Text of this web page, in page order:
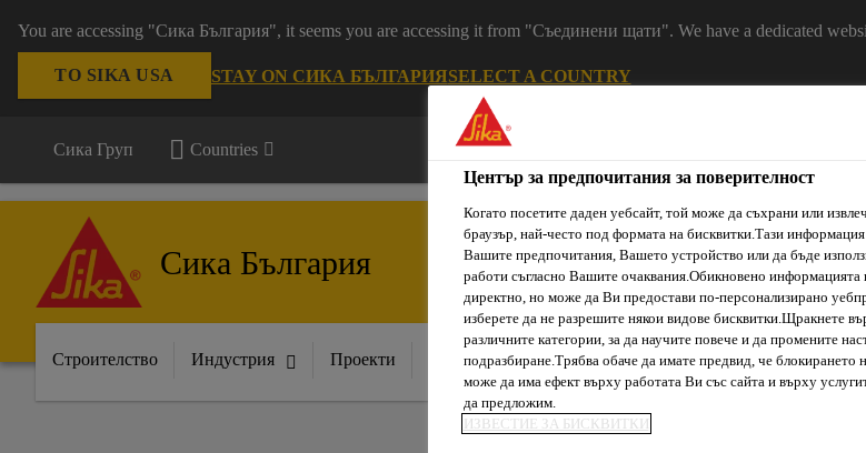
You are accessing "Сика България", it seems you are accessing it from "Съединени щати". We have a dedicated
TO SIKA USA STAY ON СИКА БЪЛГАРИЯSELECT A COUNTRY
Сика Груп Countries
Сика България
Строителство Индустрия Проекти Документи & Ресурси Услуги и Обучения За нас
Център за предпочитания за поверителност
Когато посетите даден уебсайт, той може да съхрани или
браузър, най-често под формата на бисквитки.Тази
Вашите предпочитания, Вашето устройство или да бъде
работи съгласно Вашите очаквания.Обикновено
директно, но може да Ви предостави по-персонализирано
изберете да не разрешите някои видове бисквитки.Щракнете
различните категории, за да научите повече и да промените
подразбиране.Трябва обаче да имате предвид, че блокирането
може да има ефект върху работата Ви със сайта и върху
да предложим.
ИЗВЕСТИЕ ЗА БИСКВИТКИ